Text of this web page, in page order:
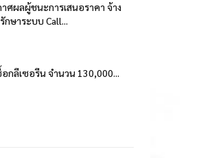
ศผลผู้ชนะการเสนอราคา จ้าง
กษาระบบ Call...
กลีเซอรีน จำนวน 130,000...